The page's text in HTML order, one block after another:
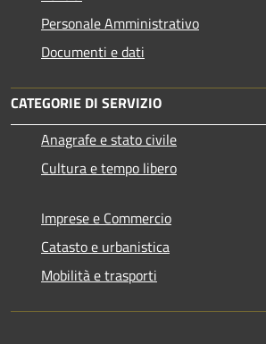
Personale Amministrativo
Documenti e dati
CATEGORIE DI SERVIZIO
Anagrafe e stato civile
Cultura e tempo libero
Imprese e Commercio
Catasto e urbanistica
Mobilità e trasporti